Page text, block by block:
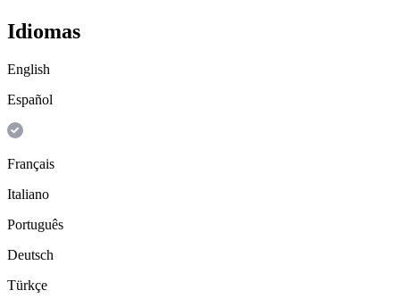
Idiomas
English
Español
Français
Italiano
Português
Deutsch
Türkçe